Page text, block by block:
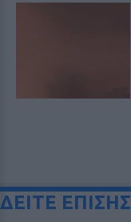
ΔΕΙΤΕ ΕΠΙΣΗΣ